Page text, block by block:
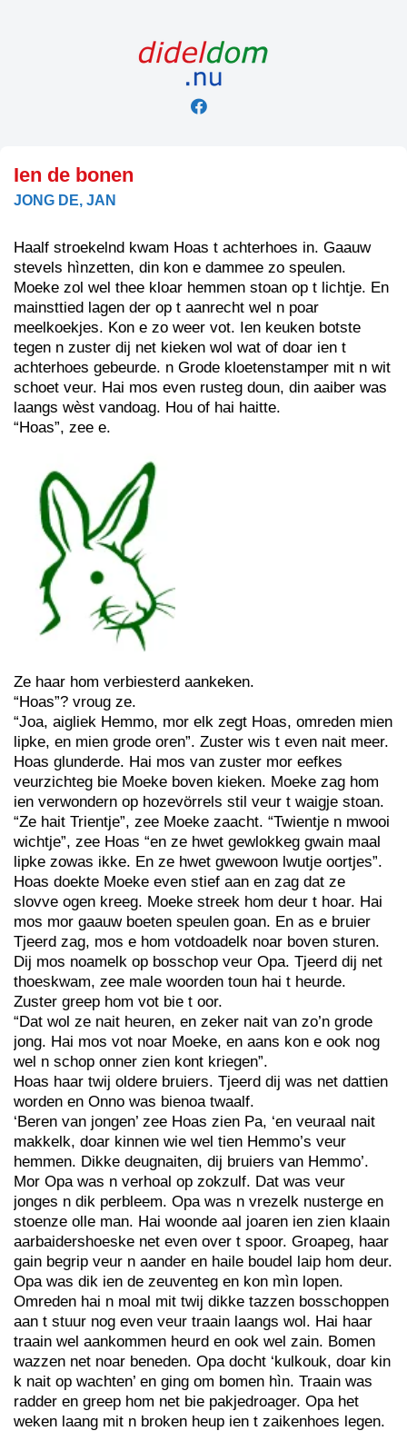
Ien de bonen
JONG DE, JAN
Haalf stroekelnd kwam Hoas t achterhoes in. Gaauw
stevels hìnzetten, din kon e dammee zo speulen.
Moeke zol wel thee kloar hemmen stoan op t lichtje. En
mainsttied lagen der op t aanrecht wel n poar
meelkoekjes. Kon e zo weer vot. Ien keuken botste
tegen n zuster dij net kieken wol wat of doar ien t
achterhoes gebeurde. n Grode kloetenstamper mit n wit
schoet veur. Hai mos even rusteg doun, din aaiber was
laangs wèst vandoag. Hou of hai haitte.
“Hoas”, zee e.
Ze haar hom verbiesterd aankeken.
“Hoas”? vroug ze.
“Joa, aigliek Hemmo, mor elk zegt Hoas, omreden mien
lipke, en mien grode oren”. Zuster wis t even nait meer.
Hoas glunderde. Hai mos van zuster mor eefkes
veurzichteg bie Moeke boven kieken. Moeke zag hom
ien verwondern op hozevörrels stil veur t waigje stoan.
“Ze hait Trientje”, zee Moeke zaacht. “Twientje n mwooi
wichtje”, zee Hoas “en ze hwet gewlokkeg gwain maal
lipke zowas ikke. En ze hwet gwewoon lwutje oortjes”.
Hoas doekte Moeke even stief aan en zag dat ze
slovve ogen kreeg. Moeke streek hom deur t hoar. Hai
mos mor gaauw boeten speulen goan. En as e bruier
Tjeerd zag, mos e hom votdoadelk noar boven sturen.
Dij mos noamelk op bosschop veur Opa. Tjeerd dij net
thoeskwam, zee male woorden toun hai t heurde.
Zuster greep hom vot bie t oor.
“Dat wol ze nait heuren, en zeker nait van zo’n grode
jong. Hai mos vot noar Moeke, en aans kon e ook nog
wel n schop onner zien kont kriegen”.
Hoas haar twij oldere bruiers. Tjeerd dij was net dattien
worden en Onno was bienoa twaalf.
‘Beren van jongen’ zee Hoas zien Pa, ‘en veuraal nait
makkelk, doar kinnen wie wel tien Hemmo’s veur
hemmen. Dikke deugnaiten, dij bruiers van Hemmo’.
Mor Opa was n verhoal op zokzulf. Dat was veur
jonges n dik perbleem. Opa was n vrezelk nusterge en
stoenze olle man. Hai woonde aal joaren ien zien klaain
aarbaidershoeske net even over t spoor. Groapeg, haar
gain begrip veur n aander en haile boudel laip hom deur.
Opa was dik ien de zeuventeg en kon mìn lopen.
Omreden hai n moal mit twij dikke tazzen bosschoppen
aan t stuur nog even veur traain laangs wol. Hai haar
traain wel aankommen heurd en ook wel zain. Bomen
wazzen net noar beneden. Opa docht ‘kulkouk, doar kin
k nait op wachten’ en ging om bomen hìn. Traain was
radder en greep hom net bie pakjedroager. Opa het
weken laang mit n broken heup ien t zaikenhoes legen.